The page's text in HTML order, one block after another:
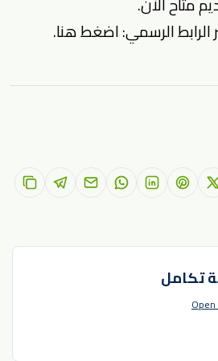
الرسمي:اضغط هنا.
تكامل